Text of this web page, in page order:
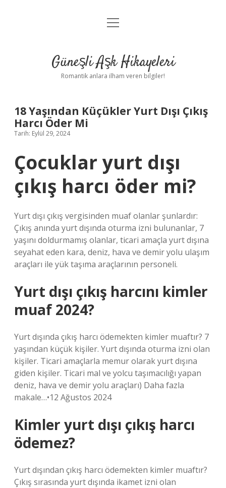
Anasayfa
Yasal Uyarı
menüyü
Güneşli Aşk Hikayeleri
Romantik anlara ilham veren bilgiler!
18 Yaşından Küçükler Yurt Dışı Çıkış
Harcı Öder Mi
Tarih: Eylül 29, 2024
Çocuklar yurt dışı
çıkış harcı öder mi?
Yurt dışı çıkış vergisinden muaf olanlar şunlardır:
Çıkış anında yurt dışında oturma izni bulunanlar, 7
yaşını doldurmamış olanlar, ticari amaçla yurt dışına
seyahat eden kara, deniz, hava ve demir yolu ulaşım
araçları ile yük taşıma araçlarının personeli.
Yurt dışı çıkış harcını kimler
muaf 2024?
Yurt dışında çıkış harcı ödemekten kimler muaftır? 7
yaşından küçük kişiler. Yurt dışında oturma izni olan
kişiler. Ticari amaçlarla memur olarak yurt dışına
giden kişiler. Ticari mal ve yolcu taşımacılığı yapan
deniz, hava ve demir yolu araçları) Daha fazla
makale…•12 Ağustos 2024
Kimler yurt dışı çıkış harcı
ödemez?
Yurt dışından çıkış harcı ödemekten kimler muaftır?
Çıkış sırasında yurt dışında ikamet izni olan